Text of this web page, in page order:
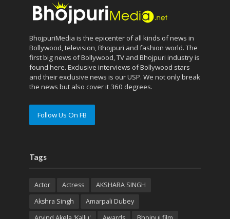
BhojpuriMedia is the epicenter of all kinds of news in
Bollywood, television, Bhojpuri and fashion world. The
first big news of Bollywood, TV and Bhojpuri industry is
found here. Exclusive interviews of Bollywood stars
and their exclusive news is our USP. We not only break
the news but also cover it 360 degrees.
Follow Us On FB
Tags
Actor Actress
AKSHARA SINGH
Akshra Singh
Amarpali Dubey